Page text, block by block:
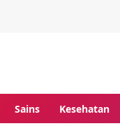
Sains Kesehatan